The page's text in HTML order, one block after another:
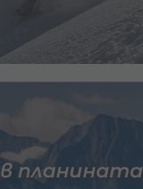
в планината